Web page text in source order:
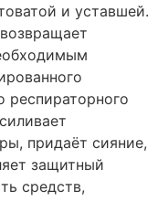
и уставшей.
респираторного
придаёт сияние,
защитный
средств,